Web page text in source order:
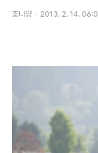
조니양 2013. 2. 14.